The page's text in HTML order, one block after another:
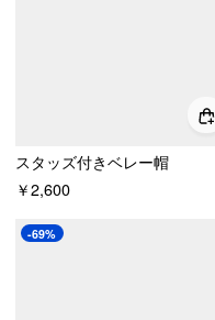
スタッズ付きベレー帽
￥2,600
-69%